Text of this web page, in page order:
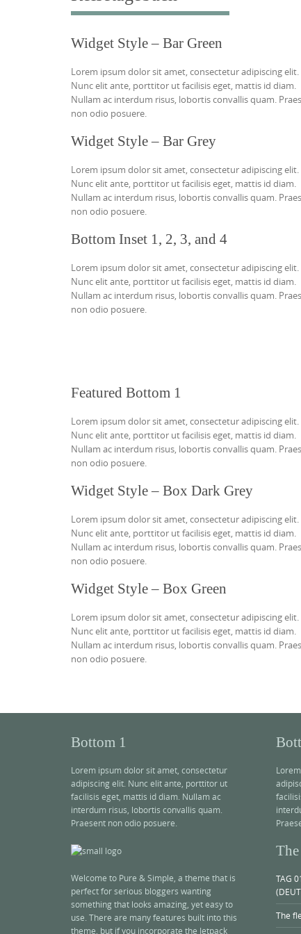
Widget Style – Bar Green
Lorem ipsum dolor sit amet, consectetur adipiscing elit.
Nunc elit ante, porttitor ut facilisis eget, mattis id diam.
Nullam ac interdum risus, lobortis convallis quam.
non odio posuere.
Widget Style – Bar Grey
Lorem ipsum dolor sit amet, consectetur adipiscing elit.
Nunc elit ante, porttitor ut facilisis eget, mattis id diam.
Nullam ac interdum risus, lobortis convallis quam.
non odio posuere.
Bottom Inset 1, 2, 3, and 4
Lorem ipsum dolor sit amet, consectetur adipiscing elit.
Nunc elit ante, porttitor ut facilisis eget, mattis id diam.
Nullam ac interdum risus, lobortis convallis quam.
non odio posuere.
Featured Bottom 1
Lorem ipsum dolor sit amet, consectetur adipiscing elit.
Nunc elit ante, porttitor ut facilisis eget, mattis id diam.
Nullam ac interdum risus, lobortis convallis quam.
non odio posuere.
Widget Style – Box Dark Grey
Lorem ipsum dolor sit amet, consectetur adipiscing elit.
Nunc elit ante, porttitor ut facilisis eget, mattis id diam.
Nullam ac interdum risus, lobortis convallis quam.
non odio posuere.
Widget Style – Box Green
Lorem ipsum dolor sit amet, consectetur adipiscing elit.
Nunc elit ante, porttitor ut facilisis eget, mattis id diam.
Nullam ac interdum risus, lobortis convallis quam.
non odio posuere.
Bottom 1
Lorem ipsum dolor sit amet, consectetur
adipiscing elit. Nunc elit ante, porttitor ut
facilisis eget, mattis id diam. Nullam ac
interdum risus, lobortis convallis quam.
Praesent non odio posuere.
Welcome to Pure & Simple, a theme that is
perfect for serious bloggers wanting
something that looks amazing, yet easy to
use. There are many features built into this
theme, but if you incorporate the Jetpack
TAG
The